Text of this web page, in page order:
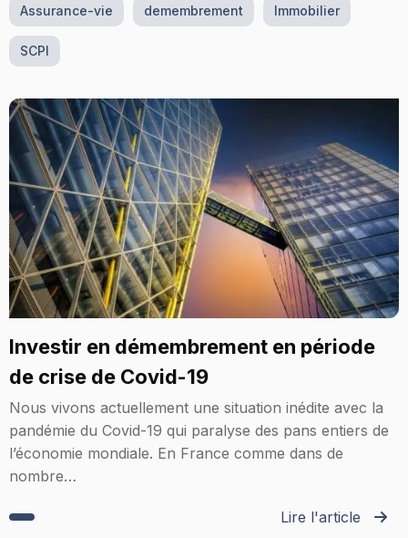
Assurance-vie demembrement Immobilier
SCPI
Investir en démembrement en période
de crise de Covid-19
Nous vivons actuellement une situation inédite avec la
pandémie du Covid-19 qui paralyse des pans entiers de
l’économie mondiale. En France comme dans de
nombre…
Lire l'article